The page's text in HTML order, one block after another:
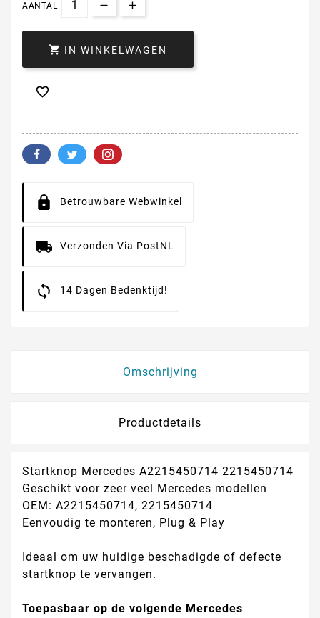
AANTAL
 IN WINKELWAGEN

Betrouwbare Webwinkel
Verzonden Via PostNL
14 Dagen Bedenktijd!
Omschrijving
Productdetails
Startknop Mercedes A2215450714 2215450714
Geschikt voor zeer veel Mercedes modellen
OEM: A2215450714, 2215450714
Eenvoudig te monteren, Plug & Play
Ideaal om uw huidige beschadigde of defecte
startknop te vervangen.
Toepasbaar op de volgende Mercedes